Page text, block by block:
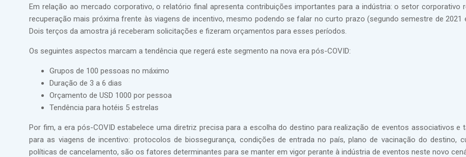
Em relação ao mercado corporativo, o relatório final apresenta contribuições importantes para a indústria: o setor corporativo
recuperação mais próxima frente às viagens de incentivo, mesmo podendo se falar no curto prazo (segundo semestre de 2021
Dois terços da amostra já receberam solicitações e fizeram orçamentos para esses períodos.
Os seguintes aspectos marcam a tendência que regerá este segmento na nova era pós-COVID:
Grupos de 100 pessoas no máximo
Duração de 3 a 6 dias
Orçamento de USD 1000 por pessoa
Tendência para hotéis 5 estrelas
Por fim, a era pós-COVID estabelece uma diretriz precisa para a escolha do destino para realização de eventos associativos e
para as viagens de incentivo: protocolos de biossegurança, condições de entrada no país, plano de vacinação do destino,
políticas de cancelamento, são os fatores determinantes para se manter em vigor perante à indústria de eventos neste novo